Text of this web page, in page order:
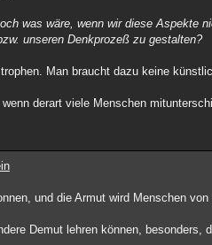
was wäre, wenn wir diese Aspekte
unseren Denkprozeß zu gestalten?
Man braucht dazu keine
derart viele Menschen
und die Armut wird Menschen
Demut lehren können,